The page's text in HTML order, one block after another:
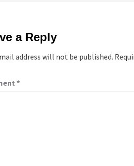
a Reply
address will not be published.
*